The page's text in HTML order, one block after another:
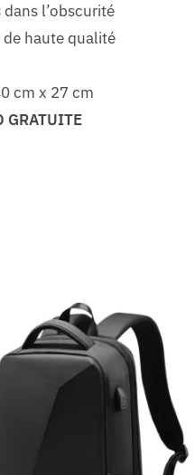
l’obscurité
haute qualité
cm x 27 cm
GRATUITE